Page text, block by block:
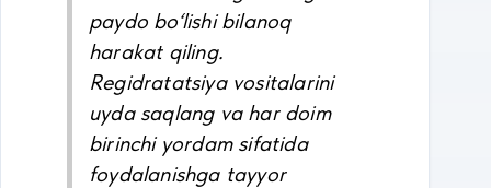
paydo bo‘lishi bilanoq
harakat qiling.
Regidratatsiya vositalarini
uyda saqlang va har doim
birinchi yordam sifatida
foydalanishga tayyor